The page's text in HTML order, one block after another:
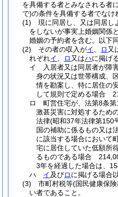
を具備する者とみなされる者
で)の条件を具備する者でなけ
(1)
現に同居し、又は同居し
をしないが事実上婚姻関係
婚姻の予約者を含む。以下
(2)
その者の収入がイ ロ 又
れぞれイ ロ 又はハに掲げ
イ
入居者又は同居者が障
身の状況又は世帯構成、
情を勘案し、特に居住の
して規則で定める場合
ロ
町営住宅が、法第8条
激甚災害に対処するため
法律(昭和37年法律第150
国の補助に係るもの又は
に該当する場合において
宅に居住していた低額所
るものである場合
3年を経過した場合は、
ハ
イ及びロに掲げる場合
(3)
市町村税等(国民健康保
い者であること。